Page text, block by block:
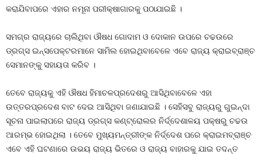
କରାଯିବାପରେ ଏହାର ନମୂନା ପରୀକ୍ଷାଗାରକୁ ପଠାଯାଇଛି ।
ସମଗ୍ର ରାଜ୍ୟରେ ଚାଲିଥିବା ଔଷଧ ଗୋଦାମ ଓ ଦୋକାନ ଉପରେ ଚଢଉରେ
ଡ୍ରଗ୍ସ ଇନ୍ସପେକ୍ଟରମାନେ ସାମିଲ ହୋଇଥିବାବେଳେ ଏବେ ରାଜ୍ୟ କ୍ରାଇବ୍ରାଞ୍ଚ
ସେମାନଙ୍କୁ ସହାୟତା କରିବ ।
ତେବେ ରାଜ୍ୟକୁ ଏହି ଔଷଧ ହିମାଚଳପ୍ରଦେଶରୁ ଆସିଥିବାବେଳେ ଏହା
ଉତ୍ତରପ୍ରଦେଶ ବାଟ ଦେଇ ଆସିଥିବା ଜଣାଯାଇଛି । ସେହିସବୁ ରାଜ୍ୟରୁ ଗୁଇନ୍ଦା
ସୂଚନା ପାଇଲାପରେ ରାଜ୍ୟ ଡ୍ରଗ୍ସ କଣ୍ଟ୍ରୋଲର ନିର୍ଦ୍ଦେଶାଳୟ ପକ୍ଷରୁ ଚଢଉ
ଆରମ୍ଭ ହୋଇଥିଲା । ତେବେ ମୁଖ୍ୟମନ୍ତ୍ରୀଙ୍କ ନିର୍ଦ୍ଦେଶ ପରେ କ୍ରାଇମବ୍ରାଞ୍ଚ
ଏବେ ଏହି ଘଟଣାରେ ଉଭୟ ରାଜ୍ୟ ଭିତରେ ଓ ରାଜ୍ୟ ବାହାରକୁ ଯାଇ ତଦନ୍ତ